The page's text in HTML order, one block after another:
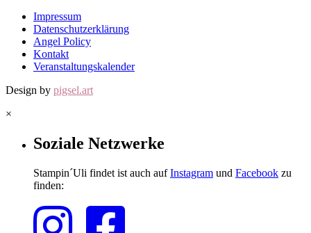
Impressum
Datenschutzerklärung
Angel Policy
Kontakt
Veranstaltungskalender
Design by pigsel.art
×
Soziale Netzwerke
Stampin´Uli findet ist auch aufInstagram und Facebook zu
finden: